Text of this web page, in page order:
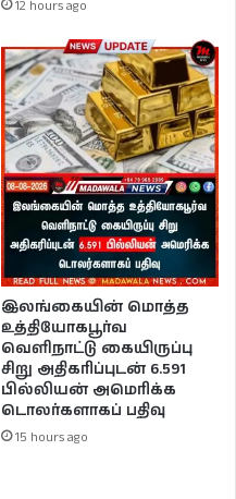
12 hours ago
இலங்கையின் மொத்த
உத்தியோகபூர்வ
வெளிநாட்டு கையிருப்பு
சிறு அதிகரிப்புடன் 6.591
பில்லியன் அமெரிக்க
டொலர்களாகப் பதிவு
15 hours ago